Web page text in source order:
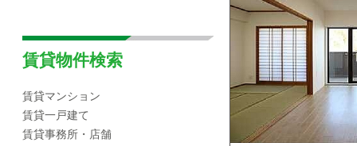
賃貸物件検索
賃貸マンション
賃貸一戸建て
賃貸事務所・店舗